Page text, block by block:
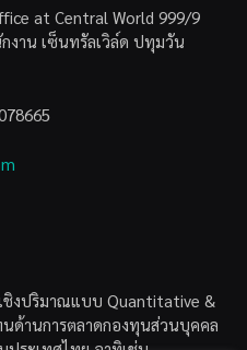
at Central World 999/9
งาน เซ็นทรัลเวิล์ด ปทุมวัน
งปริมาณแบบ Quantitative &
ด้านการตลาดกองทุนส่วนบุคคล